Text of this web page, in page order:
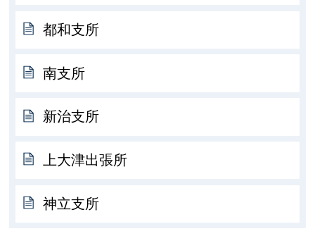
都和支所
南支所
新治支所
上大津出張所
神立支所